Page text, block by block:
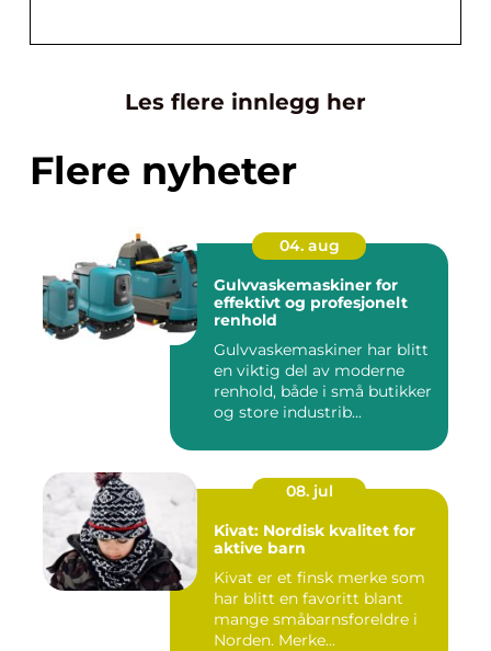
Les flere innlegg her
Flere nyheter
04. aug
Gulvvaskemaskiner for
effektivt og profesjonelt
renhold
Gulvvaskemaskiner har blitt
en viktig del av moderne
renhold, både i små butikker
og store industrib...
08. jul
Kivat: Nordisk kvalitet for
aktive barn
Kivat er et finsk merke som
har blitt en favoritt blant
mange småbarnsforeldre i
Norden. Merke...